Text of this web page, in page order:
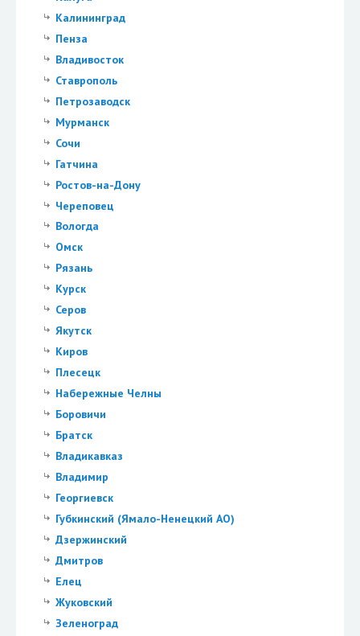
Калининград
Пенза
Владивосток
Ставрополь
Петрозаводск
Мурманск
Сочи
Гатчина
Ростов-на-Дону
Череповец
Вологда
Омск
Рязань
Курск
Серов
Якутск
Киров
Плесецк
Набережные Челны
Боровичи
Братск
Владикавказ
Владимир
Георгиевск
Губкинский (Ямало-Ненецкий АО)
Дзержинский
Дмитров
Елец
Жуковский
Зеленоград